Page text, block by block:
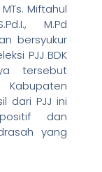
Miftahul
M.Pd
bersyukur
PJJ BDK
tersebut
dari PJJ ini
dan
yang